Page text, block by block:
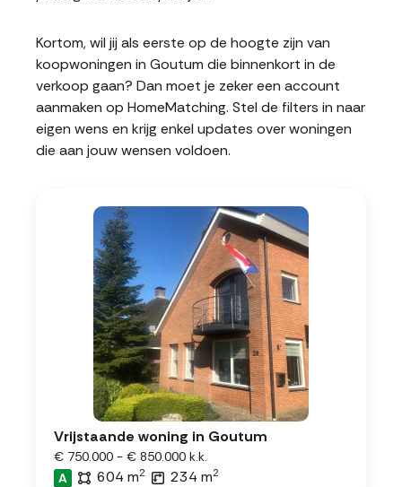
Kortom, wil jij als eerste op de hoogte zijn van
koopwoningen in Goutum die binnenkort in de
verkoop gaan? Dan moet je zeker een account
aanmaken op HomeMatching. Stel de filters in naar
eigen wens en krijg enkel updates over woningen
die aan jouw wensen voldoen.
Vrijstaande woning in Goutum
€ 750.000 - € 850.000 k.k.
A
604 m2 234 m2